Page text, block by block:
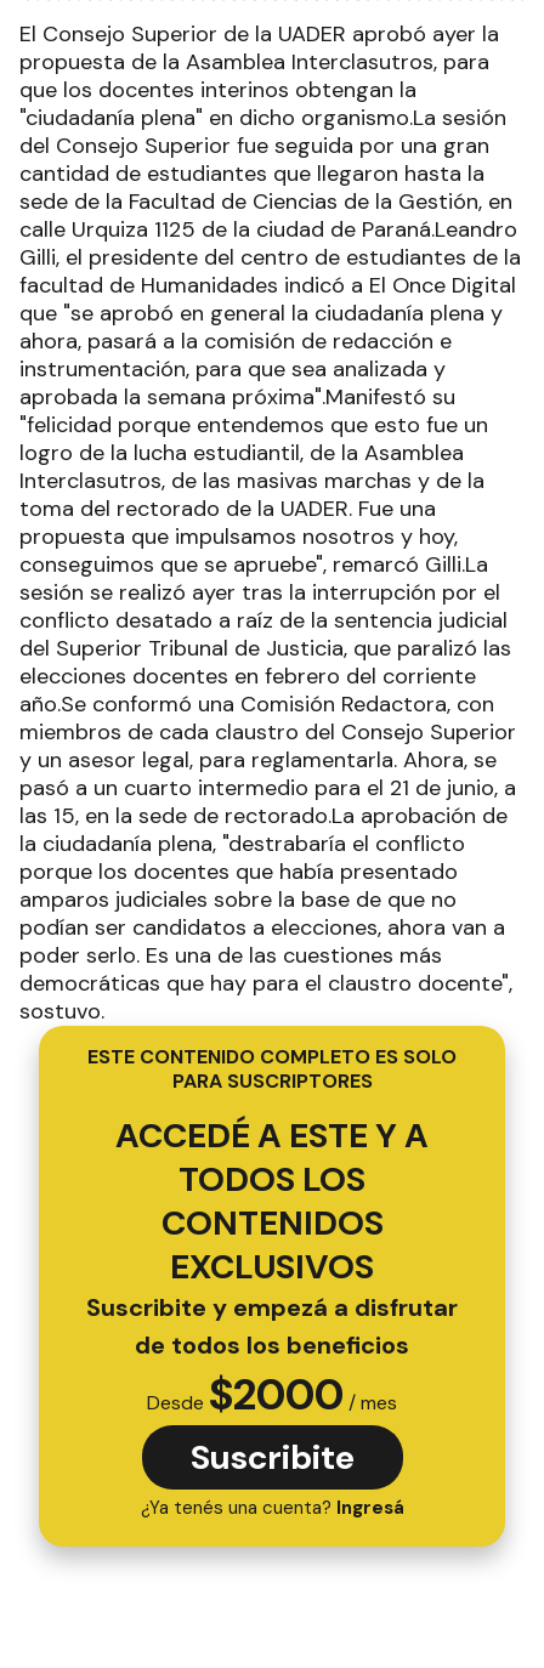
El Consejo Superior de la UADER aprobó ayer la
propuesta de la Asamblea Interclasutros, para
que los docentes interinos obtengan la
"ciudadanía plena" en dicho organismo.La sesión
del Consejo Superior fue seguida por una gran
cantidad de estudiantes que llegaron hasta la
sede de la Facultad de Ciencias de la Gestión, en
calle Urquiza 1125 de la ciudad de Paraná.Leandro
Gilli, el presidente del centro de estudiantes de la
facultad de Humanidades indicó a El Once Digital
que "se aprobó en general la ciudadanía plena y
ahora, pasará a la comisión de redacción e
instrumentación, para que sea analizada y
aprobada la semana próxima".Manifestó su
"felicidad porque entendemos que esto fue un
logro de la lucha estudiantil, de la Asamblea
Interclasutros, de las masivas marchas y de la
toma del rectorado de la UADER. Fue una
propuesta que impulsamos nosotros y hoy,
conseguimos que se apruebe", remarcó Gilli.La
sesión se realizó ayer tras la interrupción por el
conflicto desatado a raíz de la sentencia judicial
del Superior Tribunal de Justicia, que paralizó las
elecciones docentes en febrero del corriente
año.Se conformó una Comisión Redactora, con
miembros de cada claustro del Consejo Superior
y un asesor legal, para reglamentarla. Ahora, se
pasó a un cuarto intermedio para el 21 de junio, a
las 15, en la sede de rectorado.La aprobación de
la ciudadanía plena, "destrabaría el conflicto
porque los docentes que había presentado
amparos judiciales sobre la base de que no
podían ser candidatos a elecciones, ahora van a
poder serlo. Es una de las cuestiones más
democráticas que hay para el claustro docente",
sostuvo.
ESTE CONTENIDO COMPLETO ES SOLO
PARA SUSCRIPTORES
ACCEDÉ A ESTE Y A
TODOS LOS
CONTENIDOS
EXCLUSIVOS
Suscribite y empezá a disfrutar
de todos los beneficios
Desde $2000 / mes
Suscribite
¿Ya tenés una cuenta? Ingresá